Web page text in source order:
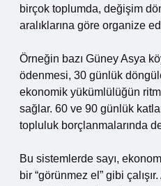
birçok toplumda, değişim
aralıklarına göre organize
Örneğin bazı Güney Asya
ödenmesi, 30 günlük
ekonomik yükümlülüğün
sağlar. 60 ve 90 günlük
topluluk borçlanmalarında
Bu sistemlerde sayı,
bir “görünmez el” gibi